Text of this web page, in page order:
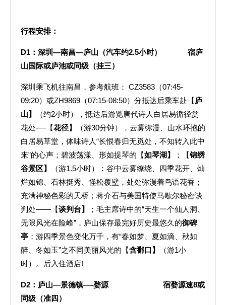
行程安排：
D1 ：深圳—南昌—庐山（汽车约2.5小时） 宿庐
山国际或庐池或同级（挂三）
深圳乘飞机往南昌，参考航班： CZ3583（07:45-
09:20）或ZH9869（07:15-08:50）分抵达后乘车赴【庐
山】
（约2小时），抵达后游览唐代诗人白居易循径赏
花处-—【花径】
（游30分钟），云雾弥漫、山水环抱的
白居易草堂，体味诗人“长恨春归无觅处，不知转入此中
来”的心声；碧波荡漾、形如提琴的【如琴湖】 ；【锦绣
谷景区】
（游1.5小时）：谷中云雾缭绕、四季花开、灿
烂如锦、石林挺秀、怪松覆壁，处处弥漫着鸟语花香；
充满神秘色彩的天桥；蒋介石与美国特使马歇尔秘密谈
判处——【谈判台】
；毛主席诗中的“天生一个仙人洞、
无限风光在险峰”，庐山保存最完好历史最悠久的御碑
亭 ；游四季景色变化万千，有“春如梦、夏如滴、秋如
醉、冬如玉”之不同美丽风光的【含鄱口】
（游1小
时）。后入住酒店!
D2 ：庐山—景德镇—-婺源 宿婺源速8或
同级（准四）